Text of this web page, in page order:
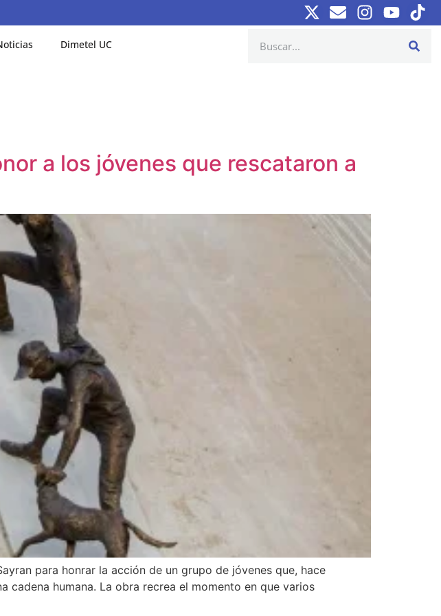
Dimetel UC
a los jóvenes que rescataron a
para honrar la acción de un grupo de jóvenes que, hace
cadena humana. La obra recrea el momento en que varios